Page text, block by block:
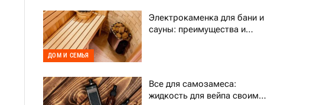
ДОМ И СЕМЬЯ
Электрокаменка для бани и
сауны: преимущества и
Все для самозамеса:
жидкость для вейпа своими